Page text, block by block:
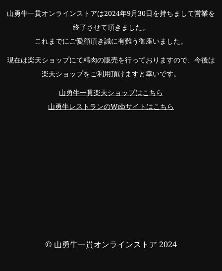
山勇牛一貫オンラインストアは2024年9月30日を持ちまして営業を
終了させて頂きました。
これまでにご愛顧頂き誠に有難う御座いました。
現在は楽天ショップにて精肉の販売を行っておりますので、今後は
楽天ショップをご利用頂けますと幸いです。
山勇牛一貫楽天ショップはこちら
山勇牛レストランのWebサイトはこちら
© 山勇牛一貫オンラインストア 2024